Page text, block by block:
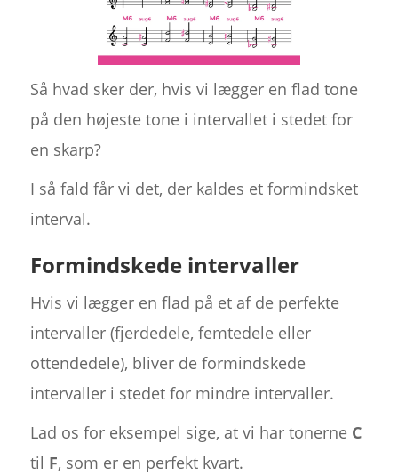
Så hvad sker der, hvis vi lægger en flad tone
på den højeste tone i intervallet i stedet for
en skarp?
I så fald får vi det, der kaldes et formindsket
interval.
Formindskede intervaller
Hvis vi lægger en flad på et af de perfekte
intervaller (fjerdedele, femtedele eller
ottendedele), bliver de formindskede
intervaller i stedet for mindre intervaller.
Lad os for eksempel sige, at vi har tonerne C
til F, som er en perfekt kvart.